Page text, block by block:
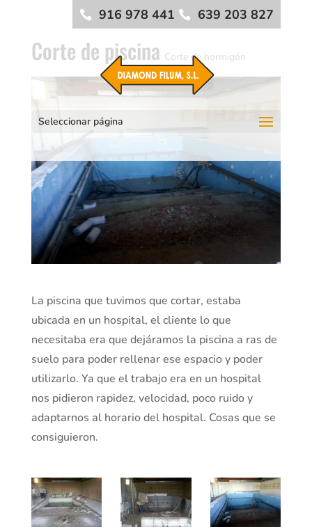
916 978 441 639 203 827
Seleccionar página
Corte de piscina Corte de hormigón
La piscina que tuvimos que cortar, estaba
ubicada en un hospital, el cliente lo que
necesitaba era que dejáramos la piscina a ras de
suelo para poder rellenar ese espacio y poder
utilizarlo. Ya que el trabajo era en un hospital
nos pidieron rapidez, velocidad, poco ruido y
adaptarnos al horario del hospital. Cosas que se
consiguieron.